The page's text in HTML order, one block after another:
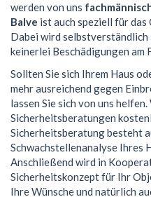
werden von uns
Balve ist auch speziell für
Dabei wird
keinerlei Beschädigungen am
Sollten Sie sich Ihrem Haus
mehr ausreichend gegen
lassen Sie sich von uns
Sicherheitsberatungen
Sicherheitsberatung besteht
Schwachstellenanalyse Ihres
Anschließend wird in
Sicherheitskonzept für Ihr
Ihre Wünsche und natürlich